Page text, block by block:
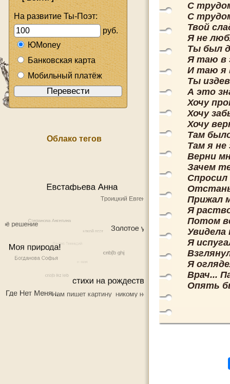
На развитие Ты-Поэт:
руб.
ЮMoney
Банковская карта
Мобильный платёж
Облако тегов
С
С
Твой
Я не
Ты был
Я таю в
И таю я
Ты
А это
Хочу
Хочу
Хочу
Там
Там я не
Верни
Зачем
Прижал
Я
Потом
Увидела
Я
Я
Врач...
Опять